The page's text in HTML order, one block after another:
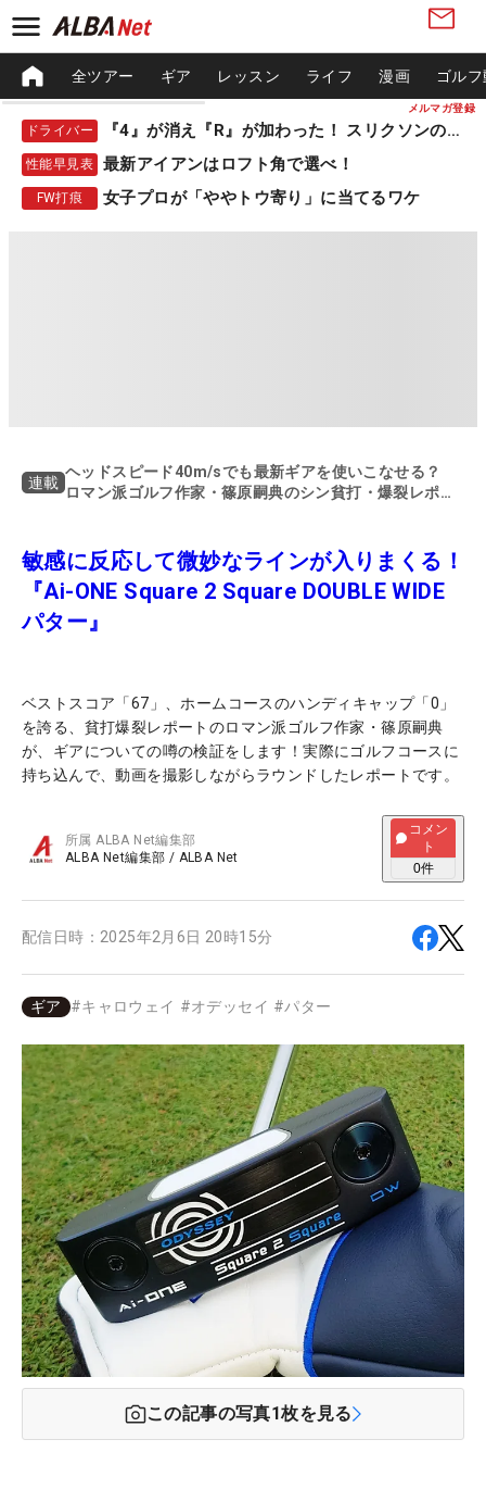
メルマガ登録
全ツアー ギア レッスン ライフ 漫画 ゴル
ドライバー 『4』が消え『R』が加わった！ スリクソンの新作
性能早見表 最新アイアンはロフト角で選べ！
FW打痕 女子プロが「ややトウ寄り」に当てるワケ
連載
ヘッドスピード40m/sでも最新ギアを使いこなせる？
ロマン派ゴルフ作家・篠原嗣典のシン貧打・爆裂レポー
敏感に反応して微妙なラインが入りまくる！
『Ai-ONE Square 2 Square DOUBLE WIDE
パター』
ベストスコア「67」、ホームコースのハンディキャップ「0」
を誇る、貧打爆裂レポートのロマン派ゴルフ作家・篠原嗣典
が、ギアについての噂の検証をします！実際にゴルフコースに
持ち込んで、動画を撮影しながらラウンドしたレポートです。
所属ALBA Net編集部
ALBA Net編集部 / ALBA Net
コメン
ト
0件
配信日時： 2025年2月6日 20時15分
ギア #キャロウェイ #オデッセイ #パター
この記事の写真1枚を見る